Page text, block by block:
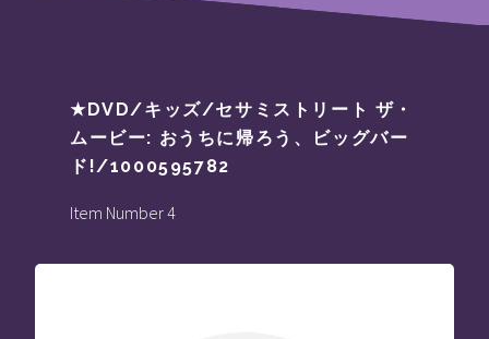
★DVD/キッズ/セサミストリート ザ・
ムービー: おうちに帰ろう、ビッグバー
ド!/1000595782
Item Number 4